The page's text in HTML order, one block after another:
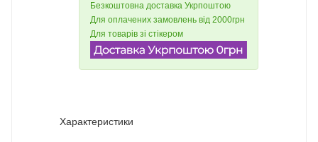
Безкоштовна доставка Укрпоштою
Для оплачених замовлень від 2000грн
Для товарів зі стікером
Характеристики